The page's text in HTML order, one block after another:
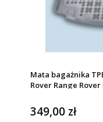
Mata bagażnika
Rover Range Rover
349,00 zł